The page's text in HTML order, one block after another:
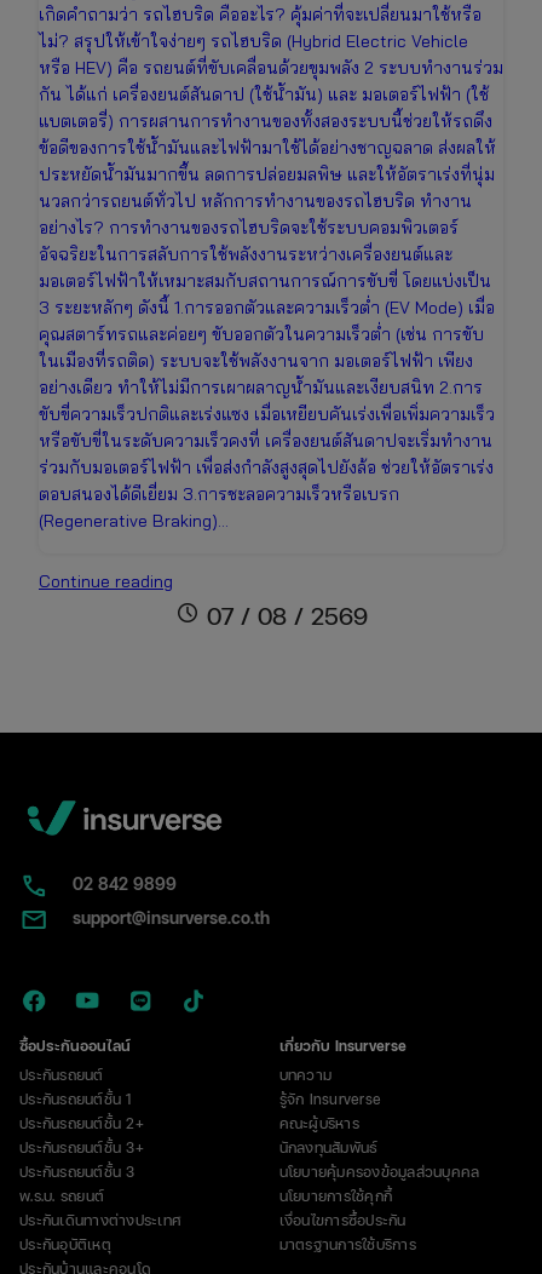
เกิดคำถามว่า รถไฮบริด คืออะไร? คุ้มค่าที่จะเปลี่ยนมาใช้หรือ
ไม่? สรุปให้เข้าใจง่ายๆ รถไฮบริด (Hybrid Electric Vehicle
หรือ HEV) คือ รถยนต์ที่ขับเคลื่อนด้วยขุมพลัง 2 ระบบทำงานร่วม
กัน ได้แก่ เครื่องยนต์สันดาป (ใช้น้ำมัน) และ มอเตอร์ไฟฟ้า (ใช้
แบตเตอรี่) การผสานการทำงานของทั้งสองระบบนี้ช่วยให้รถดึง
ข้อดีของการใช้น้ำมันและไฟฟ้ามาใช้ได้อย่างชาญฉลาด ส่งผลให้
ประหยัดน้ำมันมากขึ้น ลดการปล่อยมลพิษ และให้อัตราเร่งที่นุ่ม
นวลกว่ารถยนต์ทั่วไป หลักการทำงานของรถไฮบริด ทำงาน
อย่างไร? การทำงานของรถไฮบริดจะใช้ระบบคอมพิวเตอร์
อัจฉริยะในการสลับการใช้พลังงานระหว่างเครื่องยนต์และ
มอเตอร์ไฟฟ้าให้เหมาะสมกับสถานการณ์การขับขี่ โดยแบ่งเป็น
3 ระยะหลักๆ ดังนี้ 1.การออกตัวและความเร็วต่ำ (EV Mode) เมื่อ
คุณสตาร์ทรถและค่อยๆ ขับออกตัวในความเร็วต่ำ (เช่น การขับ
ในเมืองที่รถติด) ระบบจะใช้พลังงานจาก มอเตอร์ไฟฟ้า เพียง
อย่างเดียว ทำให้ไม่มีการเผาผลาญน้ำมันและเงียบสนิท 2.การ
ขับขี่ความเร็วปกติและเร่งแซง เมื่อเหยียบคันเร่งเพื่อเพิ่มความเร็ว
หรือขับขี่ในระดับความเร็วคงที่ เครื่องยนต์สันดาปจะเริ่มทำงาน
ร่วมกับมอเตอร์ไฟฟ้า เพื่อส่งกำลังสูงสุดไปยังล้อ ช่วยให้อัตราเร่ง
ตอบสนองได้ดีเยี่ยม 3.การชะลอความเร็วหรือเบรก
(Regenerative Braking)…
Continue reading
ไฮ
ลึก
ข้อดี-
เสีย
เรื่อง
schedule 07 / 08 / 2569
02​ 842 9899
support@insurverse.co.th
ซื้อประกันออนไลน์
ประกันรถยนต์
ประกันรถยนต์ชั้น 1
ประกันรถยนต์ชั้น 2+
ประกันรถยนต์ชั้น 3+
ประกันรถยนต์ชั้น 3
พ.ร.บ. รถยนต์
ประกันเดินทางต่างประเทศ
ประกันอุบัติเหตุ
ประกันบ้านและคอนโด
เกี่ยวกับ Insurverse
บทความ
รู้จัก Insurverse
คณะผู้บริหาร
นักลงทุนสัมพันธ์
นโยบายคุ้มครองข้อมูลส่วนบุคคล
นโยบายการใช้คุกกี้
เงื่อนไขการซื้อประกัน
มาตรฐานการใช้บริการ